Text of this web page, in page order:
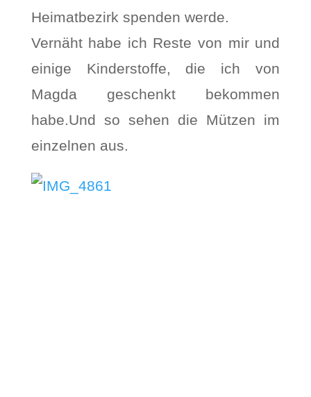
Heimatbezirk spenden werde.
Vernäht habe ich Reste von mir und
einige Kinderstoffe, die ich von
Magda geschenkt bekommen
habe.Und so sehen die Mützen im
einzelnen aus.